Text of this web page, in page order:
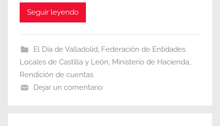
Seguir leyendo
El Día de Valladolid, Federación de Entidades
Locales de Castilla y León, Ministerio de Hacienda,
Rendición de cuentas
Dejar un comentario